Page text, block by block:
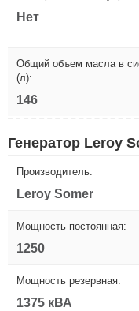
Нет
Общий объем масла в
(л):
146
Генератор Leroy
Производитель:
Leroy Somer
Мощность постоянная:
1250
Мощность резервная:
1375 кВА